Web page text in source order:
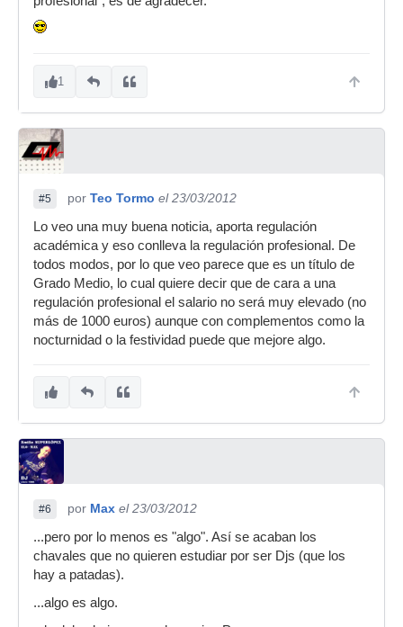
1
#5 por Teo Tormo el 23/03/2012
Lo veo una muy buena noticia, aporta regulación
académica y eso conlleva la regulación profesional. De
todos modos, por lo que veo parece que es un título de
Grado Medio, lo cual quiere decir que de cara a una
regulación profesional el salario no será muy elevado (no
más de 1000 euros) aunque con complementos como la
nocturnidad o la festividad puede que mejore algo.
#6 por Max el 23/03/2012
...pero por lo menos es "algo". Así se acaban los
chavales que no quieren estudiar por ser Djs (que los
hay a patadas).
...algo es algo.